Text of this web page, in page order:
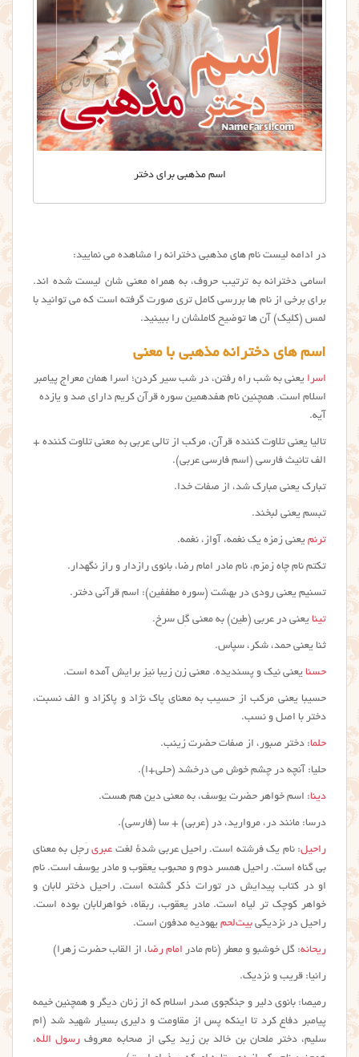
اسم مذهبی برای دختر
در ادامه لیست نام های مذهبی دخترانه را مشاهده می نمایید:
اسامی دخترانه به ترتیب حروف، به همراه معنی شان لیست شده اند.
برای برخی از نام ها بررسی کامل تری صورت گرفته است که می توانید با
لمس (کلیک) آن ها توضیح کاملشان را ببینید.
اسم های دخترانه مذهبی با معنی
اسرا یعنی به شب راه رفتن، در شب سیر كردن؛ اسرا همان معراج پیامبر
اسلام است. همچنین نام هفدهمین سوره قرآن كریم دارای صد و یازده
آیه.
تالیا یعنی تلاوت کننده قرآن، مرکب از تالی عربی به معنی تلاوت کننده +
الف تانیث فارسی (اسم فارسی عربی).
تبارک یعنی مبارک شد، از صفات خدا.
تبسم یعنی لبخند.
ترنم یعنی زمزه یک نغمه، آواز، نغمه.
تکتم‌ نام چاه زمزم، نام مادر امام رضا، بانوی رازدار و راز نگهدار.
تسنیم یعنی رودی در بهشت (سوره مطففین): اسم قرآنی دختر.
تینا یعنی در عربی (طین) به معنی گِل سرخ.
ثنا یعنی حمد، شکر، سپاس.
حسنا یعنی نیک و پسندیده. معنی زن زیبا نیز برایش آمده است.
حسیبا یعنی مرکب از حسیب به معنای پاک نژاد و پاکزاد و الف نسبت،
دختر با اصل و نسب.
حلما: دختر صبور، از صفات حضرت زینب.
حلیا: آنچه در چشم خوش می درخشد (حلی+ا).
دینا: اسم خواهر حضرت یوسف، به معنی دین هم هست.
درسا: مانند در، مروارید، در (عربی) + سا (فارسی).
راحیل: نام یک فرشته است. راحیل عربی شدهٔ لغت عبریرَجِل به معنای
بی گناه است. راحیل همسر دوم و محبوب یعقوب و مادر یوسف است. نام
او در کتاب پیدایش در تورات ذکر گشته است. راحیل دختر لابان و
خواهر کوچک تر لیاه است. مادر یعقوب، ربقاه، خواهرلابان بوده است.
راحیل در نزدیکی بیت‌لحم یهودیه مدفون است.
ریحانه: گل خوشبو و معطر (نام مادر امام رضا، از القاب حضرت زهرا)
رانیا: قریب و نزدیک.
رمیصا: بانوی دلیر و جنگجوی صدر اسلام که از زنان دیگر و همچنین خیمه
پیامبر دفاع کرد تا اینکه پس از مقاومت و دلیری بسیار شهید شد (ام
سلیم، دختر ملحان بن خالد بن زید یکی از صحابه معروف رسول الله،